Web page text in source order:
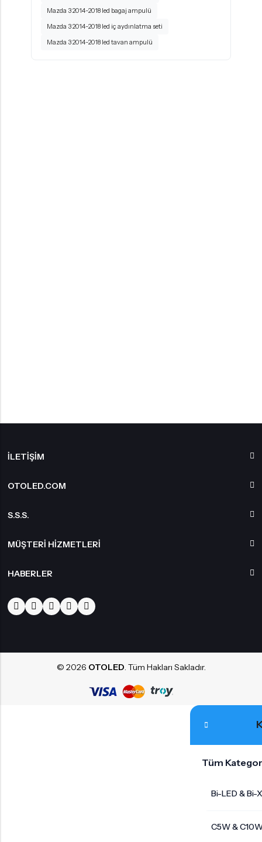
Mazda 3 2014-2018 led bagaj ampulü
Mazda 3 2014-2018 led iç aydınlatma seti
Mazda 3 2014-2018 led tavan ampulü
İLETIŞIM
OTOLED.COM
S.S.S.
MÜŞTERI HIZMETLERI
HABERLER
© 2026 OTOLED. Tüm Hakları Sakladır.
Tüm
Bi-LED & Bi-
C5W &